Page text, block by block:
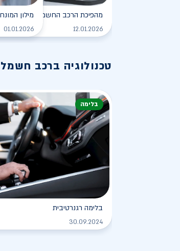
מהפיכת הרכב החשמלי
12.01.2026
מילון
01.01.2026
טכנולוגיה ברכב
בלימה
בלימה רגנרטיבית
30.09.2024